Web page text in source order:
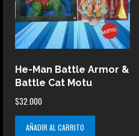
He-Man Battle Armor &
Battle Cat Motu
$32.000
AÑADIR AL CARRITO